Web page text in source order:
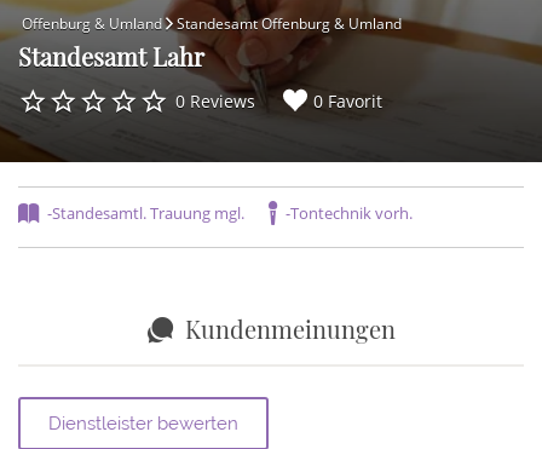
Offenburg & Umland Standesamt Offenburg & Umland
Standesamt Lahr
0 Reviews 0 Favorit
-Standesamtl. Trauung mgl. -Tontechnik vorh.
Kundenmeinungen